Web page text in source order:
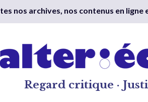
nos archives, nos contenus en ligne
Regard critique ·